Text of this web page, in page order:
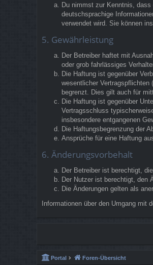
Du nimmst zur Kenntnis, dass
deutschsprachige
verwendet wird. Sie können
5. Gewährleistung
Der Betreiber haftet mit
oder grob fahrlässiges
Die Haftung ist gegenüber
wesentlicher
begrenzt. Dies gilt auch für
Die Haftung ist gegenüber
Vertragsschluss
insbesondere entgangenen
Die Haftungsbegrenzung der
Ansprüche für eine Haftung
6. Änderungsvorbehalt
Der Betreiber ist berechtigt,
Der Nutzer ist berechtigt, den
Die Änderungen gelten als
Informationen über den Umgang mit
Portal Foren-Übersicht